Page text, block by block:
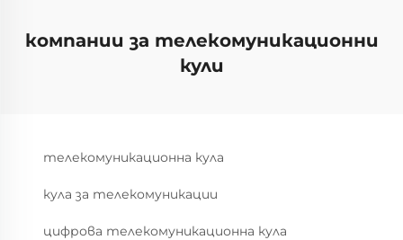
компании за телекомуникационни
кули
телекомуникационна кула
кула за телекомуникации
цифрова телекомуникационна кула